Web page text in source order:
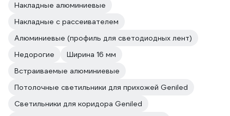
Накладные алюминиевые
Накладные с рассеивателем
Алюминиевые (профиль для светодиодных лент)
Недорогие
Ширина 16 мм
Встраиваемые алюминиевые
Потолочные светильники для прихожей Geniled
Светильники для коридора Geniled